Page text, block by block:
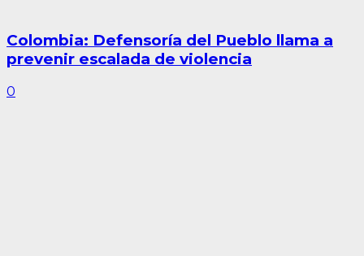
Colombia: Defensoría del Pueblo llama a
prevenir escalada de violencia
0